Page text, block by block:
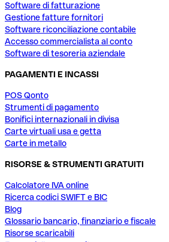
Software di fatturazione
Gestione fatture fornitori
Software riconciliazione contabile
Accesso commercialista al conto
Software di tesoreria aziendale
PAGAMENTI E INCASSI
POS Qonto
Strumenti di pagamento
Bonifici internazionali in divisa
Carte virtuali usa e getta
Carte in metallo
RISORSE & STRUMENTI GRATUITI
Calcolatore IVA online
Ricerca codici SWIFT e BIC
Blog
Glossario bancario, finanziario e fiscale
Risorse scaricabili